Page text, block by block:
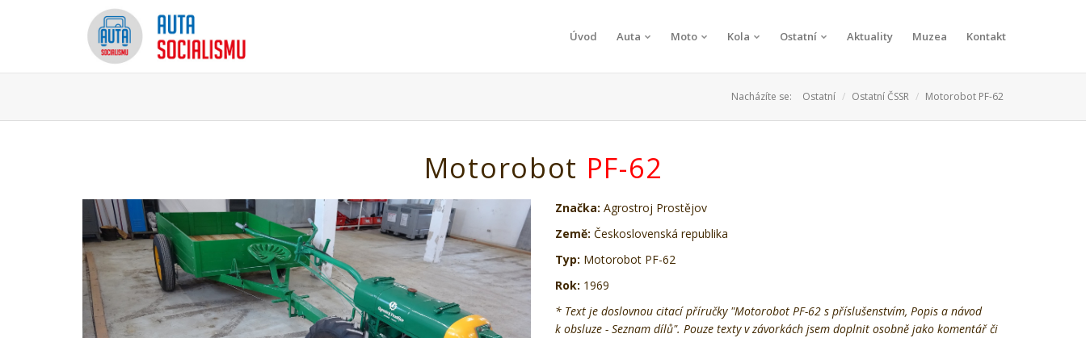
Úvod Auta Moto Kola Ostatní Aktuality Muzea Kontakt
Nacházíte se: Ostatní Ostatní ČSSR Motorobot PF-62
Motorobot PF-62
Značka: Agrostroj Prostějov
Země: Československá republika
Typ: Motorobot PF-62
Rok: 1969
* Text je doslovnou citací příručky "Motorobot PF-62 s příslušenstvím, Popis a návod
k obsluze - Seznam dílů". Pouze texty v závorkách jsem doplnit osobně jako komentář či